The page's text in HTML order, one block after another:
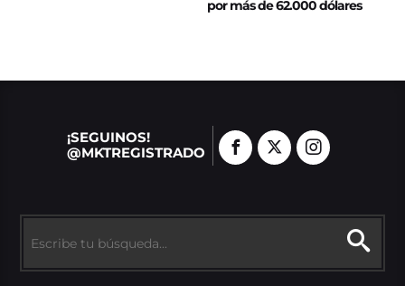
por más de 62.000 dólares
¡SEGUINOS!
@MKTREGISTRADO